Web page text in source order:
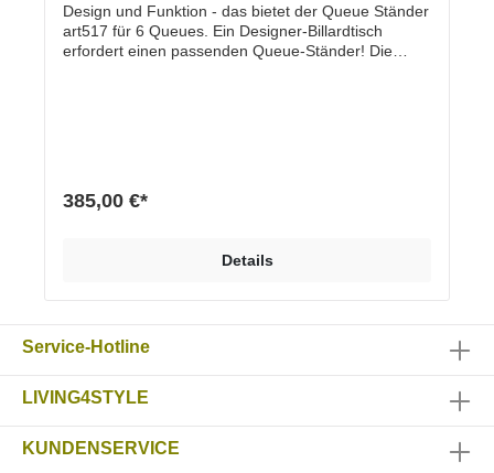
Design und Funktion - das bietet der Queue Ständer
art517 für 6 Queues. Ein Designer-Billardtisch
erfordert einen passenden Queue-Ständer! Die
QualitätDesign und sehr stabile Herstellung
Eiche Optionen Verschiedene RAL Farbtöne Sockel
385,00 €*
Details
Service-Hotline
LIVING4STYLE
KUNDENSERVICE